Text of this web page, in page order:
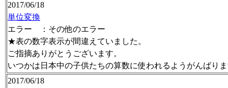
2017/06/18
単位変換
エラー ：その他のエラー
★表の数字表示が間違えていました。
ご指摘ありがとうございます。
いつかは日本中の子供たちの算数に使われるようがんばり
2017/06/18